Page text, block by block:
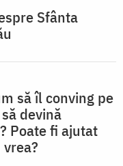
Sfânta
să îl conving pe
devină
Poate fi ajutat